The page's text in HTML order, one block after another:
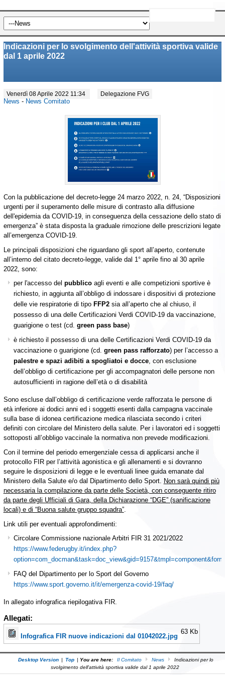
Indicazioni per lo svolgimento dell'attività sportiva valide
dal 1 aprile 2022
Venerdì 08 Aprile 2022 11:34 Delegazione FVG
News - News Comitato
Con la pubblicazione del decreto-legge 24 marzo 2022, n. 24, “Disposizioni
urgenti per il superamento delle misure di contrasto alla diffusione
dell'epidemia da COVID-19, in conseguenza della cessazione dello stato di
emergenza” è stata disposta la graduale rimozione delle prescrizioni legate
all’emergenza COVID-19.
Le principali disposizioni che riguardano gli sport all’aperto, contenute
all’interno del citato decreto-legge, valide dal 1° aprile fino al 30 aprile
2022, sono:
per l'accesso del pubblicoagli eventi e alle competizioni sportive è
richiesto, in aggiunta all’obbligo di indossare i dispositivi di protezione
delle vie respiratorie di tipo FFP2sia all’aperto che al chiuso, il
possesso di una delle Certificazioni Verdi COVID-19 da vaccinazione,
guarigione o test (cd. green pass base)
è richiesto il possesso di una delle Certificazioni Verdi COVID-19 da
vaccinazione o guarigione (cd. green pass rafforzato) per l’accesso a
palestre e spazi adibiti a spogliatoi e docce, con esclusione
dell’obbligo di certificazione per gli accompagnatori delle persone non
autosufficienti in ragione dell’età o di disabilità
Sono escluse dall’obbligo di certificazione verde rafforzata le persone di
età inferiore ai dodici anni ed i soggetti esenti dalla campagna vaccinale
sulla base di idonea certificazione medica rilasciata secondo i criteri
definiti con circolare del Ministero della salute. Per i lavoratori ed i soggetti
sottoposti all’obbligo vaccinale la normativa non prevede modificazioni.
Con il termine del periodo emergenziale cessa di applicarsi anche il
protocollo FIR per l’attività agonistica e gli allenamenti e si dovranno
seguire le disposizioni di legge e le eventuali linee guida emanate dal
Ministero della Salute e/o dal Dipartimento dello Sport. Non sarà quindi più
necessaria la compilazione da parte delle Società, con conseguente ritiro
da parte degli Ufficiali di Gara, della Dichiarazione “DGE” (sanificazione
locali) e di “Buona salute gruppo squadra”.
Link utili per eventuali approfondimenti:
Circolare Commissione nazionale Arbitri FIR 31 2021/2022
https://www.federugby.it/index.php?
FAQ del Dipartimento per lo Sport del Governo
https://www.sport.governo.it/it/emergenza-covid-19/faq/
In allegato infografica riepilogativa FIR.
Allegati:
Infografica FIR nuove indicazioni dal 01042022.jpg
63 Kb
Desktop Version | Top | You are here: Il Comitato News
Indicazioni per lo
svolgimento dell'attività sportiva valide dal 1 aprile 2022